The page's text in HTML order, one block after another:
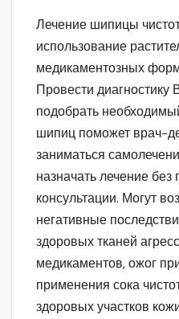
Лечение шипицы
использование
медикаментозных
Провести
подобрать
шипиц поможет врач-
заниматься
назначать лечение без
консультации. Могут
негативные
здоровых тканей
медикаментов, ожог
применения сока
здоровых участков